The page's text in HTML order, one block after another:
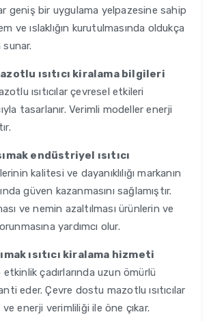
geniş bir uygulama yelpazesine sahip
ve ıslaklığın kurutulmasında oldukça
ısıtıcı kiralama bilgileri
ısıtıcılar çevresel etkileri
tasarlanır. Verimli modeller enerji
endüstriyel ısıtıcı
kalitesi ve dayanıklılığı markanın
güven kazanmasını sağlamıştır.
ve nemin azaltılması ürünlerin ve
yardımcı olur.
ısıtıcı kiralama hizmeti
çadırlarında uzun ömürlü
eder. Çevre dostu mazotlu ısıtıcılar
enerji verimliliği ile öne çıkar.